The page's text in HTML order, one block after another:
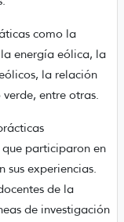
como la
energía eólica, la
la relación
entre otras.
que participaron en
sus experiencias.
de la
de investigación